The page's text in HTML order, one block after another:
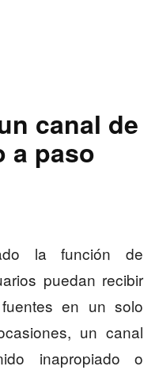
canal de
a paso
la función de
puedan recibir
en un solo
un canal
inapropiado o